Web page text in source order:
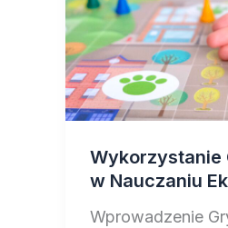
Wykorzystanie
w Nauczaniu
Wprowadzenie